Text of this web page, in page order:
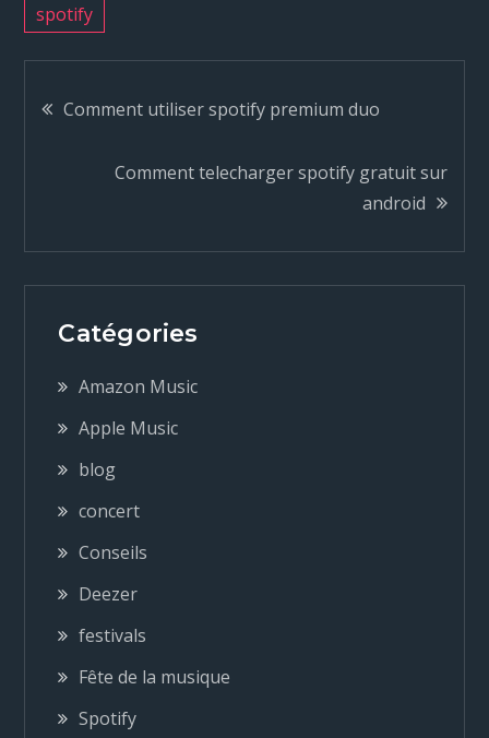
spotify
N
i
g
a
t
o
n
d
Comment utiliser spotify premium duo
Comment telecharger spotify gratuit sur
android
Catégories
Amazon Music
Apple Music
blog
concert
Conseils
Deezer
festivals
Fête de la musique
Spotify